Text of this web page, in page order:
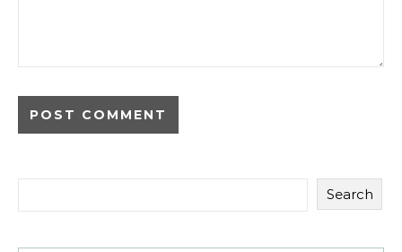
Search